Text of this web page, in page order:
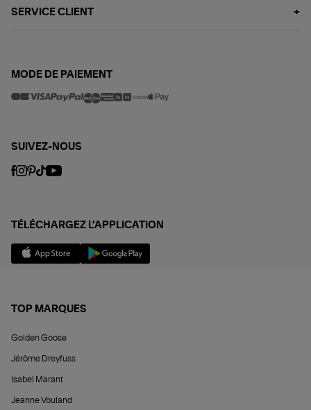
SERVICE CLIENT
MODE DE PAIEMENT
SUIVEZ-NOUS
TÉLÉCHARGEZ L'APPLICATION
TOP MARQUES
Golden Goose
Jérôme Dreyfuss
Isabel Marant
Jeanne Vouland